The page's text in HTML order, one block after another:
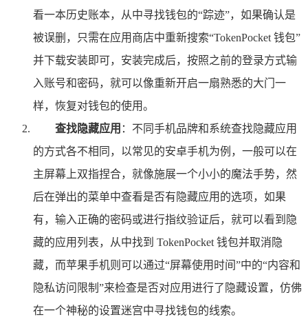
看一本历史账本，从中寻找钱包的“踪迹”，如果确认是
被误删，只需在应用商店中重新搜索“TokenPocket 钱包”
并下载安装即可，安装完成后，按照之前的登录方式输
入账号和密码，就可以像重新开启一扇熟悉的大门一
样，恢复对钱包的使用。
查找隐藏应用 ：不同手机品牌和系统查找隐藏应用
的方式各不相同，以常见的安卓手机为例，一般可以在
主屏幕上双指捏合，就像施展一个小小的魔法手势，然
后在弹出的菜单中查看是否有隐藏应用的选项，如果
有，输入正确的密码或进行指纹验证后，就可以看到隐
藏的应用列表，从中找到 TokenPocket 钱包并取消隐
藏，而苹果手机则可以通过“屏幕使用时间”中的“内容和
隐私访问限制”来检查是否对应用进行了隐藏设置，仿佛
在一个神秘的设置迷宫中寻找钱包的线索。